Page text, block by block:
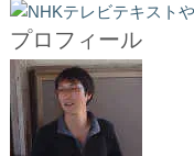
プロフィール